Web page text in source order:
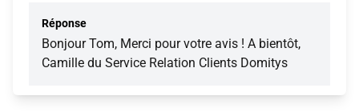
Réponse
Bonjour Tom, Merci pour votre avis ! A bientôt,
Camille du Service Relation Clients Domitys